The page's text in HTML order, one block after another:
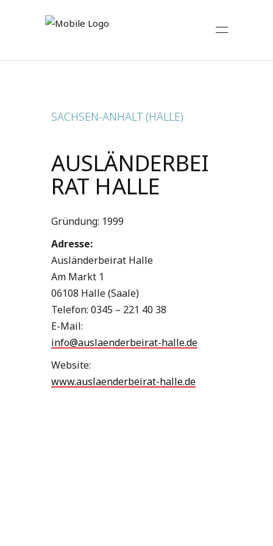
SACHSEN-ANHALT (HALLE)
AUSLÄNDERBEI
RAT HALLE
Gründung: 1999
Adresse:
Ausländerbeirat Halle
Am Markt 1
06108 Halle (Saale)
Telefon: 0345 – 221 40 38
E-Mail:
info@auslaenderbeirat-halle.de
Website:
www.auslaenderbeirat-halle.de